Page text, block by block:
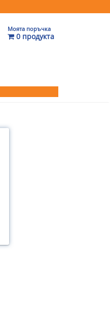
Моята поръчка
0 продукта